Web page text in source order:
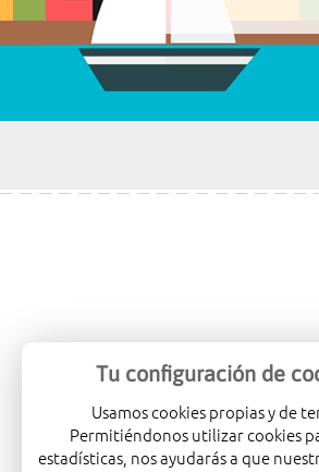
Mercalicante
Tu configuración de
Usamos cookies propias y de
Permitiéndonos utilizar cookies
estadísticas, nos ayudarás a que